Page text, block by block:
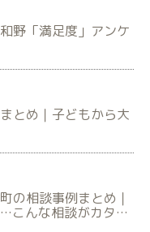
野「満足度」アンケ
とめ｜子どもから大
の相談事例まとめ｜
こんな相談がカタチ